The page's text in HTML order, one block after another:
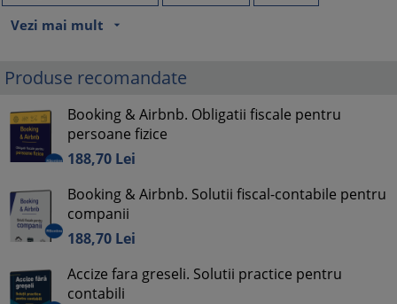
Vezi mai mult
arrow_drop_down
Produse recomandate
Booking & Airbnb. Obligatii fiscale pentru
persoane fizice
188,70 Lei
Booking & Airbnb. Solutii fiscal-contabile pentru
companii
188,70 Lei
Accize fara greseli. Solutii practice pentru
contabili